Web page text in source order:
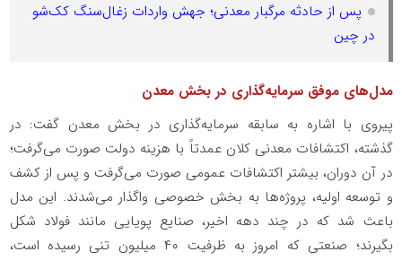
پس از حادثه مرگبار معدنی؛ جهش واردات زغال‌سنگ کک‌شو
در چین
مدل‌های موفق سرمایه‌گذاری در بخش معدن
پیروی با اشاره به سابقه سرمایه‌گذاری در بخش معدن گفت: در
گذشته، اکتشافات معدنی کلان عمدتاً با هزینه دولت صورت می‌گرفت؛
در آن دوران، بیشتر اکتشافات عمومی صورت می‌گرفت و پس از کشف
و توسعه اولیه، پروژه‌ها به بخش خصوصی واگذار می‌شدند. این مدل
باعث شد که در چند دهه اخیر، صنایع پویایی مانند فولاد شکل
بگیرند؛ صنعتی که امروز به ظرفیت ۴۰ میلیون تنی رسیده است،